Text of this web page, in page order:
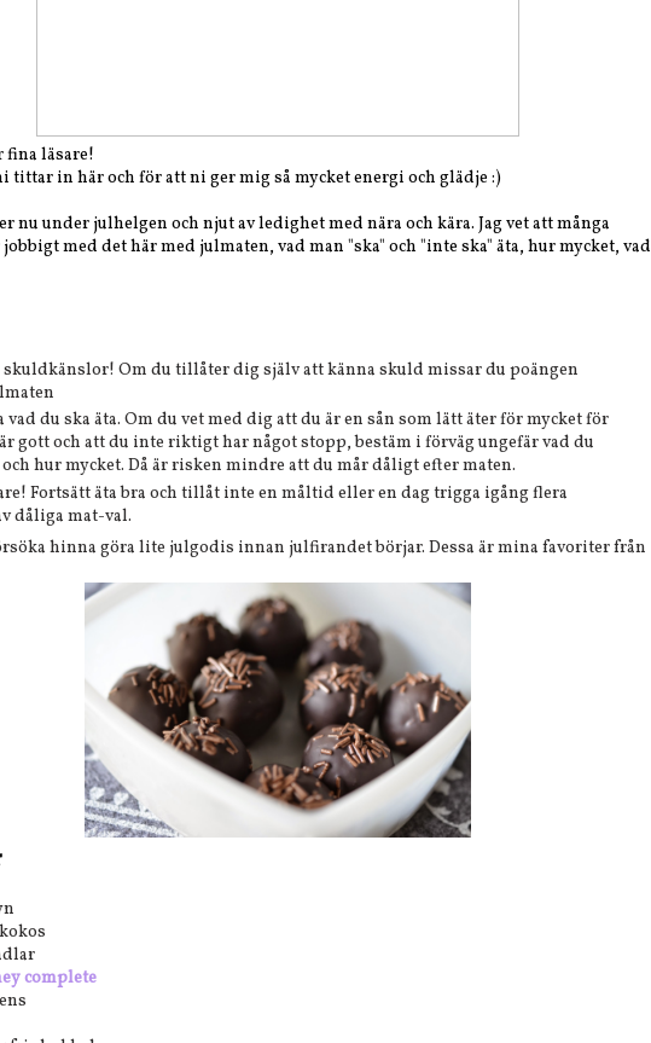
fina läsare!
tittar in här och för att ni ger mig så mycket energi och glädje :)
nu under julhelgen och njut av ledighet med nära och kära. Jag vet att många
med det här med julmaten, vad man "ska" och "inte ska" äta, hur mycket, vad
skuldkänslor! Om du tillåter dig själv att känna skuld missar du poängen
vad du ska äta. Om du vet med dig att du är en sån som lätt äter för mycket för
gott och att du inte riktigt har något stopp, bestäm i förväg ungefär vad du
och hur mycket. Då är risken mindre att du mår dåligt efter maten.
Fortsätt äta bra och tillåt inte en måltid eller en dag trigga igång flera
dåliga mat-val.
hinna göra lite julgodis innan julfirandet börjar. Dessa är mina favoriter från
complete